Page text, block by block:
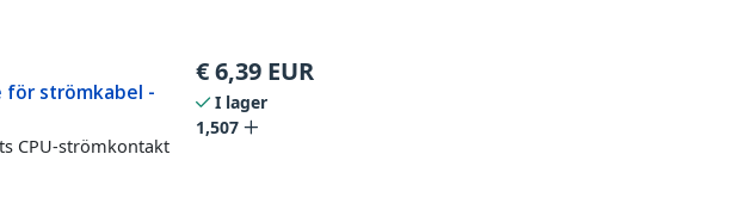
för strömkabel -
CPU-strömkontakt
€6,39 EUR
I lager
1,507